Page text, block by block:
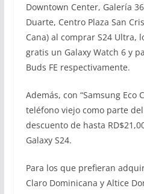
Downtown Center, Galería
Duarte, Centro Plaza San
Cana) al comprar S24 Ultra,
gratis un Galaxy Watch 6 y
Buds FE respectivamente.
Además, con “Samsung Eco
teléfono viejo como parte
descuento de hasta
Galaxy S24.
Para los que prefieran
Claro Dominicana y Altice